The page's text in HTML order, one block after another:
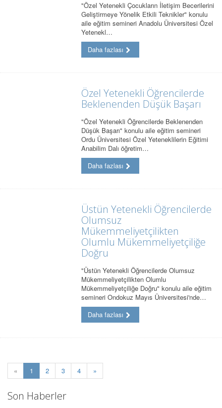
"Özel Yetenekli Çocukların İletişim Becerilerini
Geliştirmeye Yönelik Etkili Teknikler" konulu
aile eğitim semineri Anadolu Üniversitesi Özel
Yetenekl…
Daha fazlası
Özel Yetenekli Öğrencilerde
Beklenenden Düşük Başarı
"Özel Yetenekli Öğrencilerde Beklenenden
Düşük Başarı" konulu aile eğitim semineri
Ordu Üniversitesi Özel Yeteneklilerin Eğitimi
Anabilim Dalı öğretim…
Daha fazlası
Üstün Yetenekli Öğrencilerde
Olumsuz
Mükemmeliyetçilikten
Olumlu Mükemmeliyetçiliğe
Doğru
"Üstün Yetenekli Öğrencilerde Olumsuz
Mükemmeliyetçilikten Olumlu
Mükemmeliyetçiliğe Doğru" konulu aile eğitim
semineri Ondokuz Mayıs Üniversitesi'nde…
Daha fazlası
« 1 (current)
2 3 4 »
Son Haberler